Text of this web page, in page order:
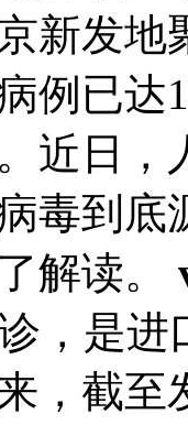
新发地
例已达
近日
到底
解读。
，是
，截至